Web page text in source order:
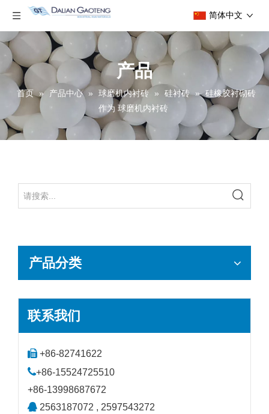
简体中文
产品
首页 » 产品中心 » 球磨机内衬砖 » 硅衬砖 » 硅橡胶衬砌砖
作为 球磨机内衬砖
产品分类
联系我们
 +86-82741622
+86-15524725510
+86-13998687672
 2563187072 , 2597543272